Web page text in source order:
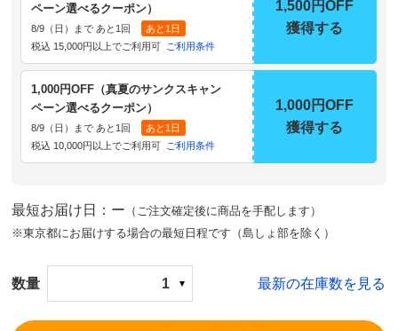
ペーン選べるクーポン）
8/9（日）まで あと1回
あと1日
税込 15,000円以上でご利用可
ご利用条件
1,500円OFF
獲得する
1,000円OFF（真夏のサンクスキャン
ペーン選べるクーポン）
8/9（日）まで あと1回
あと1日
税込 10,000円以上でご利用可
ご利用条件
1,000円OFF
獲得する
最短お届け日：ー （ご注文確定後に商品を手配します）
※東京都にお届けする場合の最短日程です（島しょ部を除く）
数量 1 最新の在庫数を見る